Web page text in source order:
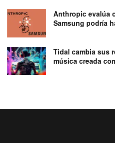
Anthropic evalúa
Samsung podría
Tidal cambia sus
música creada